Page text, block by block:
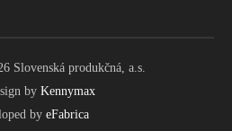
Slovenská produkčná, a.s.
by Kennymax
by eFabrica